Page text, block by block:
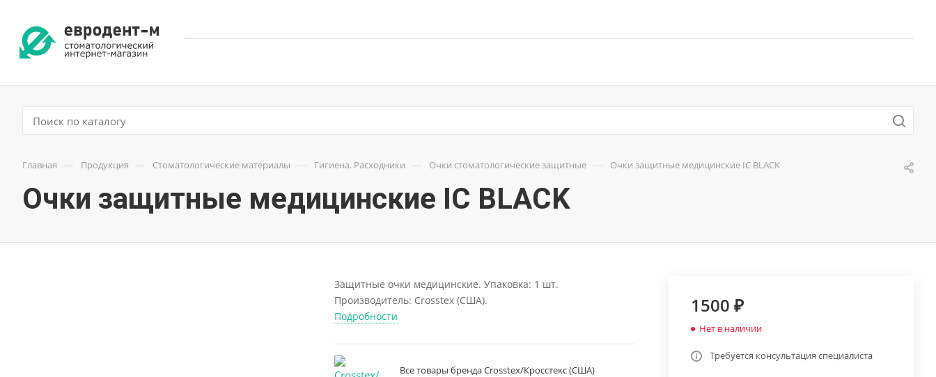
Главная — Продукция — Стоматологические материалы — Гигиена. Расходники — Очки стоматологические защитные — Очки защитные медицинские IC BLACK
Очки защитные медицинские IC BLACK
1500 ₽
Нет в наличии
Требуется консультация специалиста
Защитные очки медицинские. Упаковка: 1 шт.
Производитель: Crosstex (США).
Подробности
Все товары бренда Crosstex/Кросстекс (США)